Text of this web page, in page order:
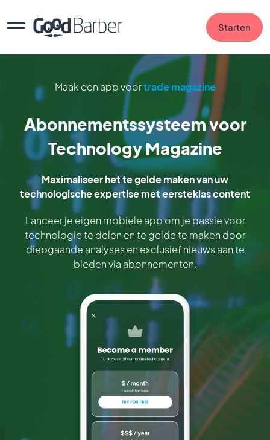
Starten
Maak een app voortrade magazine
Abonnementssysteem voor
Technology Magazine
Maximaliseer het te gelde maken van uw
technologische expertise met eersteklas content
Lanceer je eigen mobiele app om je passie voor
technologie te delen en te gelde te maken door
diepgaande analyses en exclusief nieuws aan te
bieden via abonnementen.